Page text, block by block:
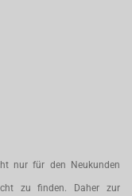
nur für den Neukunden
zu finden. Daher zur